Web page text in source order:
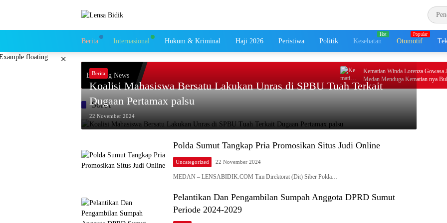
Berita Internasional Hukum & Kriminal Haji 2026 Peristiwa Politik Kesehatan Otomotif
×
Breaking News
Kematian Winda Lorenza Gowasa
Medan Menduga Kematian nya Bukan
Melainkan Adanya Dugaan Tidak Pidana
Sorot
Berita
Koalisi Mahasiswa Bersatu Lakukan Unras di SPBU Tuah Terkait
Dugaan Pertamax palsu
22 November 2024
Polda Sumut Tangkap Pria Promosikan Situs Judi Online
Uncategorized 22 November 2024
MEDAN – LENSABIDIK.COM Tim Direktorat (Dit) Siber Polda…
Pelantikan Dan Pengambilan Sumpah Anggota DPRD Sumut
Periode 2024-2029